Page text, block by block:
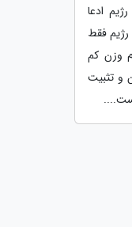
ادعا
فقط
تا 10 کیلوگرم وزن کم
و تثبیت